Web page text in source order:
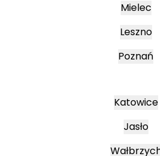
Mielec
Leszno
Poznań
Katowice
Jasło